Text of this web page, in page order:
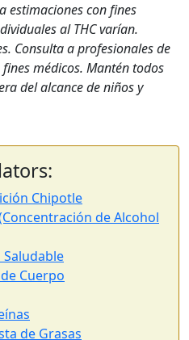
estimaciones con fines
al THC varían.
Consulta a profesionales de
médicos. Mantén todos
del alcance de niños y
Chipotle
de Alcohol
Saludable
Cuerpo
de Grasas